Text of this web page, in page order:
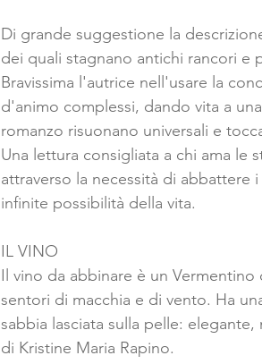
Di grande suggestione la
dei quali stagnano antichi rancori e
Bravissima l'autrice nell'usare la
d'animo complessi, dando vita a
romanzo risuonano universali e
Una lettura consigliata a chi ama le
attraverso la necessità di abbattere
infinite possibilità della vita.
IL VINO
Il vino da abbinare è un
sentori di macchia e di vento. Ha
sabbia lasciata sulla pelle:
di Kristine Maria Rapino.